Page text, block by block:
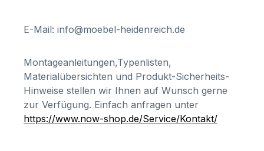
E-Mail: info@moebel-heidenreich.de
Montageanleitungen,Typenlisten,
Materialübersichten und Produkt-Sicherheits-
Hinweise stellen wir Ihnen auf Wunsch gerne
zur Verfügung. Einfach anfragen unter
https://www.now-shop.de/Service/Kontakt/